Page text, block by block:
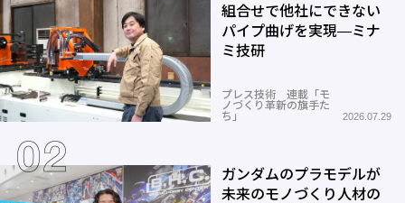
組合せで他社にできない
パイプ曲げを実現―ミナ
ミ技研
プレス技術 連載「モ
ノづくり革新の旗手た
ち」
2026.07.29
ガンダムのプラモデルが
未来のモノづくり人材の